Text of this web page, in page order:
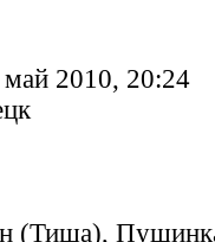
2010, 20:24
(Тиша),